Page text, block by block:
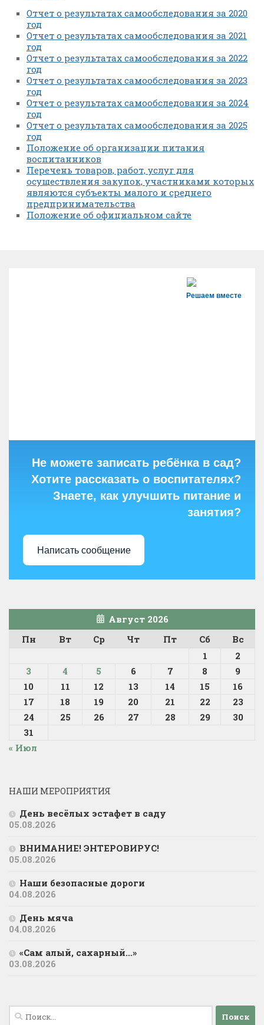
Отчет о результатах самообследования за 2020
год
Отчет о результатах самообследования за 2021
год
Отчет о результатах самообследования за 2022
год
Отчет о результатах самообследования за 2023
год
Отчет о результатах самообследования за 2024
год
Отчет о результатах самообследования за 2025
год
Положение об организации питания
воспитанников
Перечень товаров, работ, услуг для
осуществления закупок, участниками которых
являются субъекты малого и среднего
предпринимательства
Положение об официальном сайте
Решаем вместе
Не можете записать ребёнка в сад?
Хотите рассказать о воспитателях?
Знаете, как улучшить питание и
занятия?
Написать сообщение
Август 2026
Пн
Вт Ср Чт Пт Сб
Вс
1
2
3
4 5 6 7 8
9
10
11 12 13 14 15
16
17
18 19 20 21 22
23
24
25 26 27 28 29
30
31
« Июл
НАШИ МЕРОПРИЯТИЯ
День весёлых эстафет в саду
05.08.2026
ВНИМАНИЕ! ЭНТЕРОВИРУС!
05.08.2026
Наши безопасные дороги
04.08.2026
День мяча
04.08.2026
«Сам алый, сахарный…»
03.08.2026
Найти: